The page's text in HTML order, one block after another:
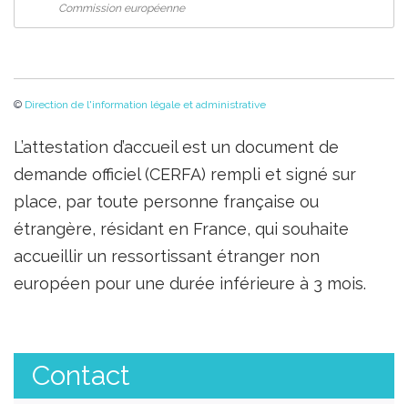
Commission européenne
© Direction de l'information légale et administrative
L’attestation d’accueil est un document de
demande officiel (CERFA) rempli et signé sur
place, par toute personne française ou
étrangère, résidant en France, qui souhaite
accueillir un ressortissant étranger non
européen pour une durée inférieure à 3 mois.
Contact